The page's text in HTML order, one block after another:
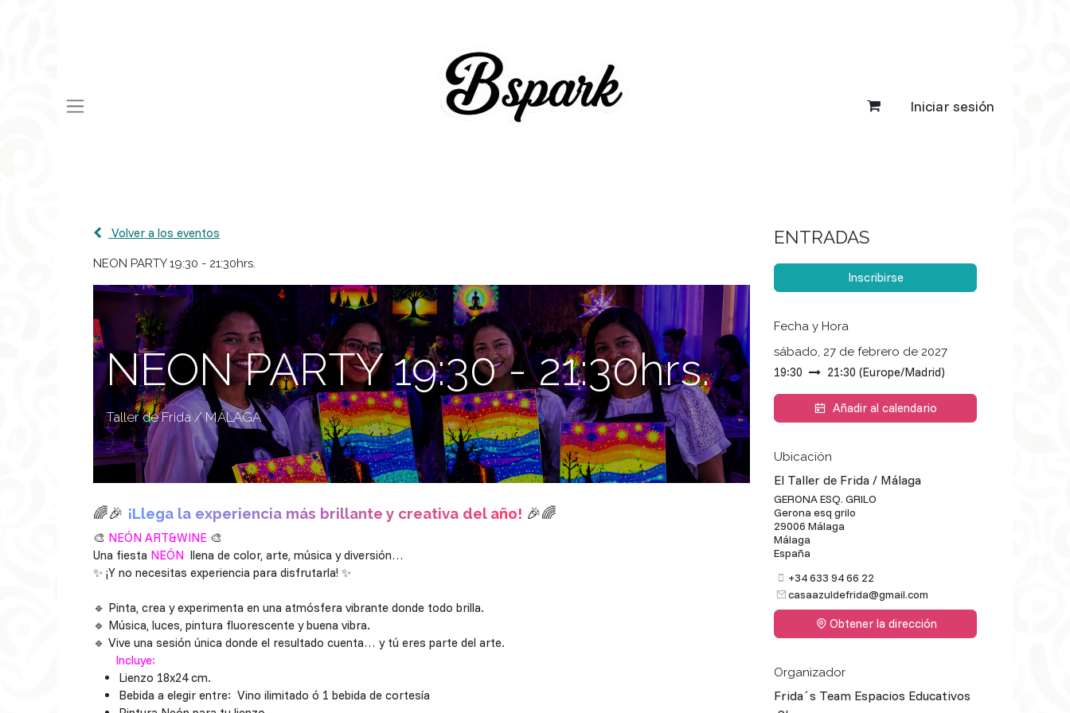
Iniciar sesión
Volver a los eventos
NEON PARTY 19:30 - 21:30hrs.
NEON PARTY 19:30 - 21:30hrs.
Taller de Frida / MÁLAGA
🌈🎉 ¡Llega la experiencia más brillante y creativa del año! 🎉🌈
🎨 NEÓN ART&WINE 🎨
Una fiesta NEÓN llena de color, arte, música y diversión…
✨ ¡Y no necesitas experiencia para disfrutarla! ✨
🔹 Pinta, crea y experimenta en una atmósfera vibrante donde todo brilla.
🔹 Música, luces, pintura fluorescente y buena vibra.
🔹 Vive una sesión única donde el resultado cuenta… y tú eres parte del arte.
Incluye:
Lienzo 18x24 cm.
Bebida a elegir entre: Vino ilimitado ó 1 bebida de cortesía
ENTRADAS
Inscribirse
Fecha y Hora
sábado, 27 de febrero de 2027
19:30 21:30 (Europe/Madrid)
Añadir al calendario
Ubicación
El Taller de Frida / Málaga
GERONA ESQ. GRILO
Gerona esq grilo
29006 Málaga
Málaga
España
+34 633 94 66 22
casaazuldefrida@gmail.com
Obtener la dirección
Organizador
Frida´s Team Espacios Educativos